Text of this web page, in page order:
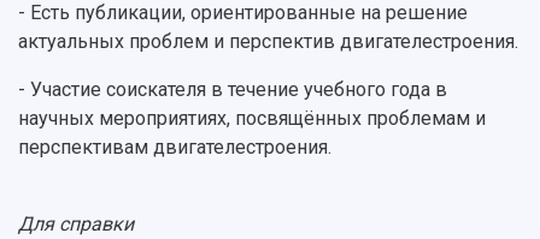
Сведения об образовательной организации
Официальные документы
- Есть публикации, ориентированные на решение
актуальных проблем и перспектив двигателестроения.
- Участие соискателя в течение учебного года в
научных мероприятиях, посвящённых проблемам и
перспективам двигателестроения.
Для справки